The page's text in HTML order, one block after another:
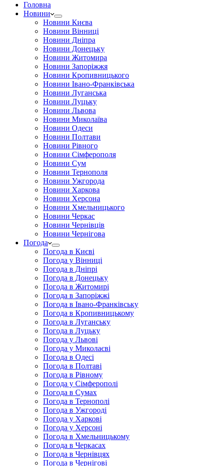
Головна
Новини
Новини Києва
Новини Вінниці
Новини Дніпра
Новини Донецьку
Новини Житомира
Новини Запоріжжя
Новини Кропивницького
Новини Івано-Франківська
Новини Луганська
Новини Луцьку
Новини Львова
Новини Миколаїва
Новини Одеси
Новини Полтави
Новини Рівного
Новини Сімферополя
Новини Сум
Новини Тернополя
Новини Ужгорода
Новини Харкова
Новини Херсона
Новини Хмельницького
Новини Черкас
Новини Чернівців
Новини Чернігова
Погода
Погода в Києві
Погода у Вінниці
Погода в Дніпрі
Погода в Донецьку
Погода в Житомирі
Погода в Запоріжжі
Погода в Івано-Франківську
Погода в Кропивницькому
Погода в Луганську
Погода в Луцьку
Погода у Львові
Погода у Миколаєві
Погода в Одесі
Погода в Полтаві
Погода в Рівному
Погода у Сімферополі
Погода в Сумах
Погода в Тернополі
Погода в Ужгороді
Погода у Харкові
Погода у Херсоні
Погода в Хмельницькому
Погода в Черкасах
Погода в Чернівцях
Погода в Чернігові